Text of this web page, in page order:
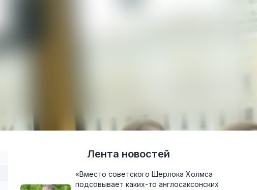
Лента новостей
«Вместо советского Шерлока Холмса
подсовывает каких-то англосаксонских